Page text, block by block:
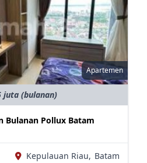
Apartemen
juta (bulanan)
Bulanan Pollux Batam
Kepulauan Riau, Batam